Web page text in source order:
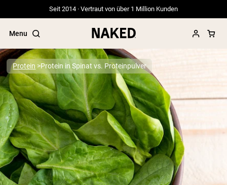
Seit 2014 · Vertraut von über 1 Million Kunden
Menu
Beliebte Suchbegriffe
”Protein Powder“
”Overnight Oats“
”Vegan protein“
”Collagen“
”Micellar Casein“
Protein Protein in Spinat vs. Proteinpulver